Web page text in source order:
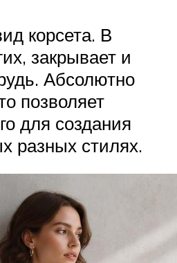
корсета. В
закрывает и
Абсолютно
позволяет
для создания
разных стилях.